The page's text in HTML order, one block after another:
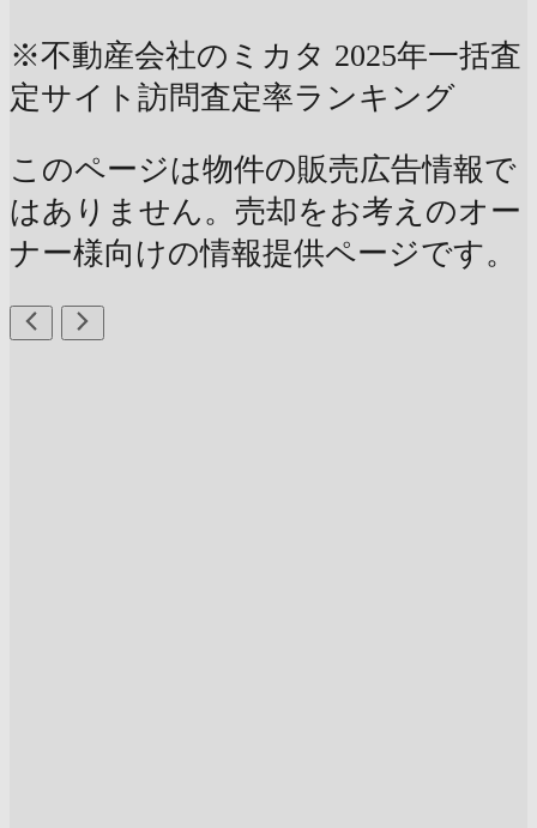
※不動産会社のミカタ 2025年一括査
定サイト訪問査定率ランキング
このページは物件の販売広告情報で
はありません。売却をお考えのオー
ナー様向けの情報提供ページです。